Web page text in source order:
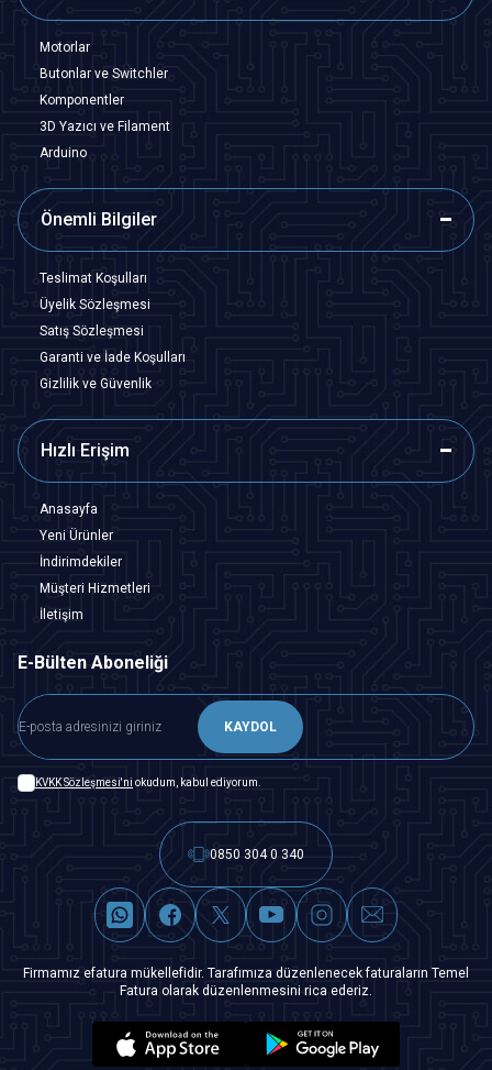
Motorlar
Butonlar ve Switchler
Komponentler
3D Yazıcı ve Filament
Arduino
Önemli Bilgiler
Teslimat Koşulları
Üyelik Sözleşmesi
Satış Sözleşmesi
Garanti ve İade Koşulları
Gizlilik ve Güvenlik
Hızlı Erişim
Anasayfa
Yeni Ürünler
İndirimdekiler
Müşteri Hizmetleri
İletişim
E-Bülten Aboneliği
KAYDOL
KVKK Sözleşmesi'ni okudum, kabul ediyorum.
0850 304 0 340
Firmamız efatura mükellefidir. Tarafımıza düzenlenecek faturaların Temel
Fatura olarak düzenlenmesini rica ederiz.